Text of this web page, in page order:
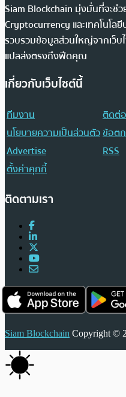
Siam Blockchain มุ่งมั่นที่จะช่
Cryptocurrency และเทคโนโล
รวบรวมข้อมูลส่วนใหญ่จากเว็บ
แปลส่งตรงถึงฟีดคุณ
เกี่ยวกับเว็บไซต์นี้
ทีมงาน
ติดต่
นโยบายความเป็นส่วนตัวข้อต
Advertise
RSS
ตั้งค่าคุกกี้
ติดตามเรา
Siam Blockchain Copyright ©